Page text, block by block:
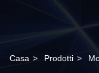
Casa > Prodotti >